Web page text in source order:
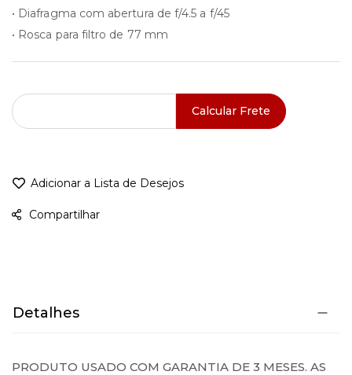
Adicionar a Lista de Desejos
Compartilhar
• Diafragma com abertura de f/4.5 a f/45
• Rosca para filtro de 77 mm
Calcular Frete
Detalhes
PRODUTO USADO COM GARANTIA DE 3 MESES. AS